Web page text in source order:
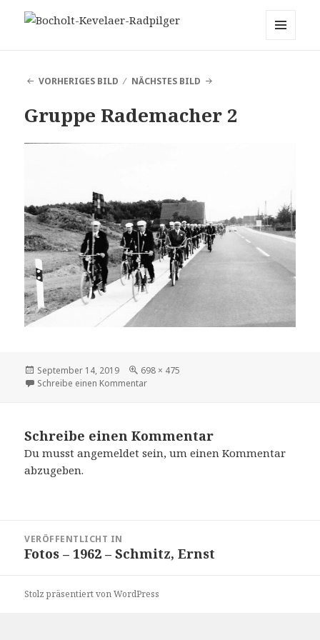
VORHERIGES BILD
NÄCHSTES BILD
Gruppe Rademacher 2
Veröffentlicht
am
September 14, 2019
Volle
Größe
698 × 475
Schreibe einen Kommentarzu Gruppe Rademacher 2
Schreibe einen Kommentar
Du musstangemeldet sein, um einen Kommentar
abzugeben.
Navigation
VERÖFFENTLICHT IN
Fotos – 1962 – Schmitz, Ernst
Stolz präsentiert von WordPress